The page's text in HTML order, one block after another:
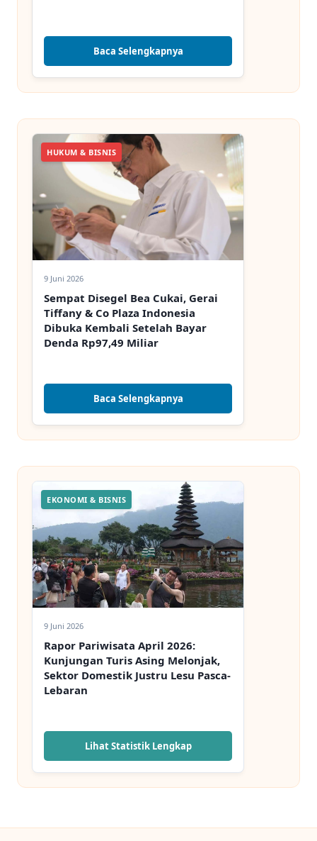
Baca Selengkapnya
HUKUM & BISNIS
9 Juni 2026
Sempat Disegel Bea Cukai, Gerai
Tiffany & Co Plaza Indonesia
Dibuka Kembali Setelah Bayar
Denda Rp97,49 Miliar
Baca Selengkapnya
EKONOMI & BISNIS
9 Juni 2026
Rapor Pariwisata April 2026:
Kunjungan Turis Asing Melonjak,
Sektor Domestik Justru Lesu Pasca-
Lebaran
Lihat Statistik Lengkap